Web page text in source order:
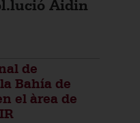
Aidin
de
Bahía de
el àrea de